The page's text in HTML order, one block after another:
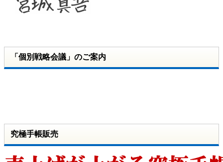
「個別戦略会議」のご案内
究極手帳販売